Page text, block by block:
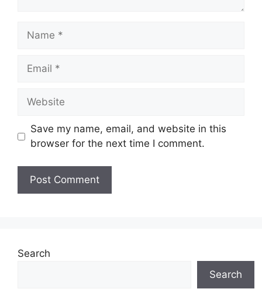
Name
Email
Website
Save my name, email, and website in this
browser for the next time I comment.
Search
Search